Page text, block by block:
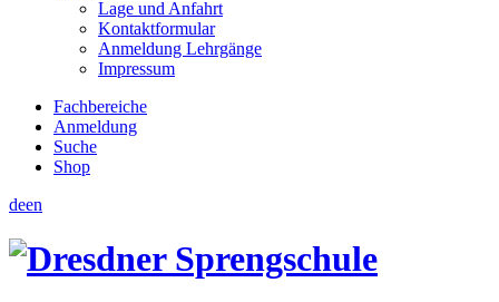
Lage und Anfahrt
Kontaktformular
Anmeldung Lehrgänge
Impressum
Fachbereiche
Anmeldung
Suche
Shop
deen